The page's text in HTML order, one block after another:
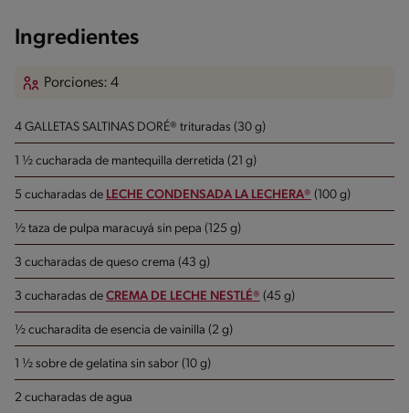
Ingredientes
Porciones: 4
4 GALLETAS SALTINAS DORÉ® trituradas (30 g)
1 ½ cucharada de mantequilla derretida (21 g)
5 cucharadas de LECHE CONDENSADA LA LECHERA® (100 g)
½ taza de pulpa maracuyá sin pepa (125 g)
3 cucharadas de queso crema (43 g)
3 cucharadas de CREMA DE LECHE NESTLÉ® (45 g)
½ cucharadita de esencia de vainilla (2 g)
1 ½ sobre de gelatina sin sabor (10 g)
2 cucharadas de agua